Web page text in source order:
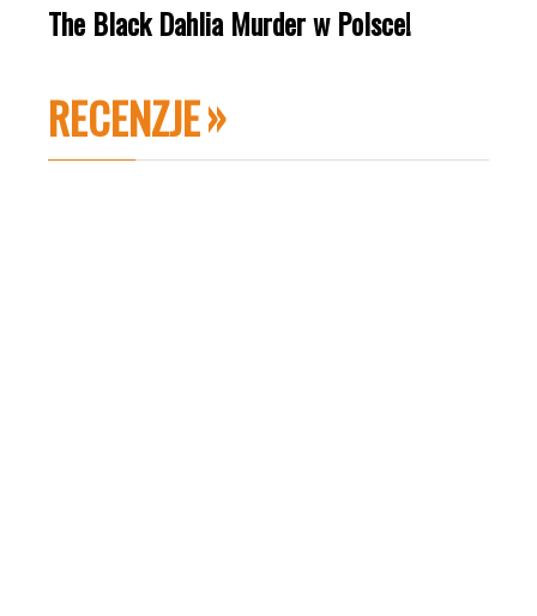
The Black Dahlia Murder w Polsce!
RECENZJE